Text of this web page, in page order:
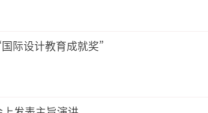
际设计教育成就奖”